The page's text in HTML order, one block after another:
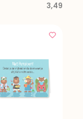
3,49